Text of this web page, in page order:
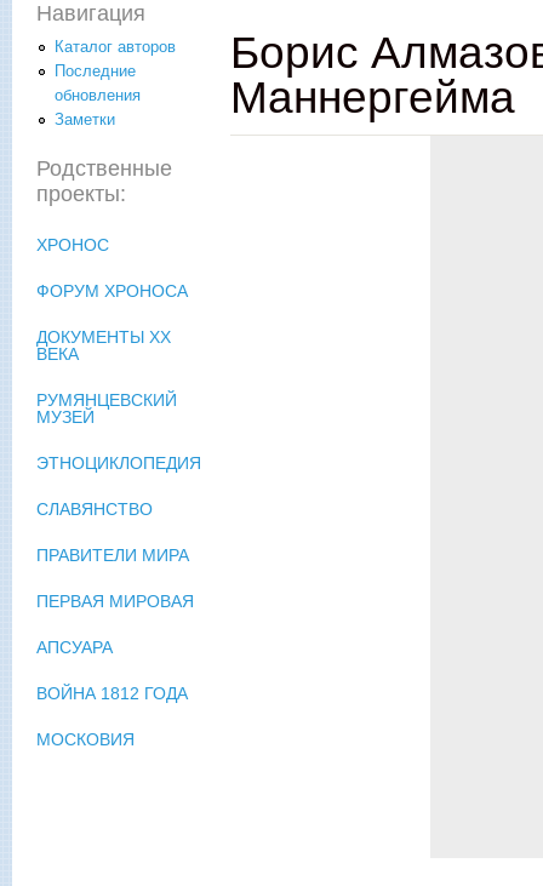
Борис
Маннергейма
Навигация
Каталог авторов
Последние
обновления
Заметки
Родственные
проекты:
ХРОНОС
ФОРУМ ХРОНОСА
ДОКУМЕНТЫ XX
ВЕКА
РУМЯНЦЕВСКИЙ
МУЗЕЙ
ЭТНОЦИКЛОПЕДИЯ
СЛАВЯНСТВО
ПРАВИТЕЛИ МИРА
ПЕРВАЯ МИРОВАЯ
АПСУАРА
ВОЙНА 1812 ГОДА
МОСКОВИЯ